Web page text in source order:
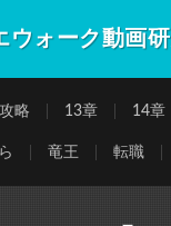
ウォーク動画
攻略 13章 14章
竜王 転職